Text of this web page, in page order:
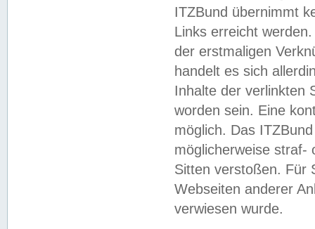
ITZBund übernimmt
Links erreicht
der erstmaligen
handelt es sich
Inhalte der verlinkten
worden sein. Eine
möglich. Das
möglicherweise straf-
Sitten verstoßen. Für
Webseiten anderer
verwiesen wurde.